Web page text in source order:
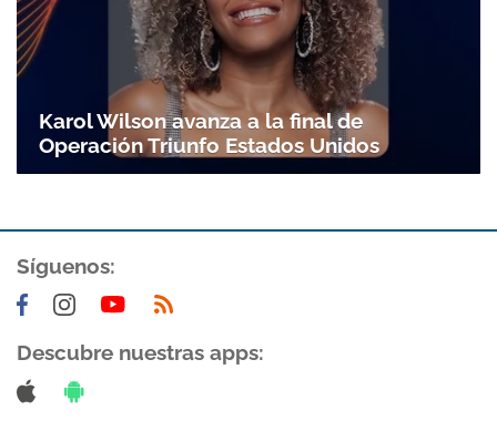
Gracias por suscribirte a nuestro boletín.
ACEPTAR
Karol Wilson avanza a la final de
Operación Triunfo Estados Unidos
Síguenos:
Descubre nuestras apps: